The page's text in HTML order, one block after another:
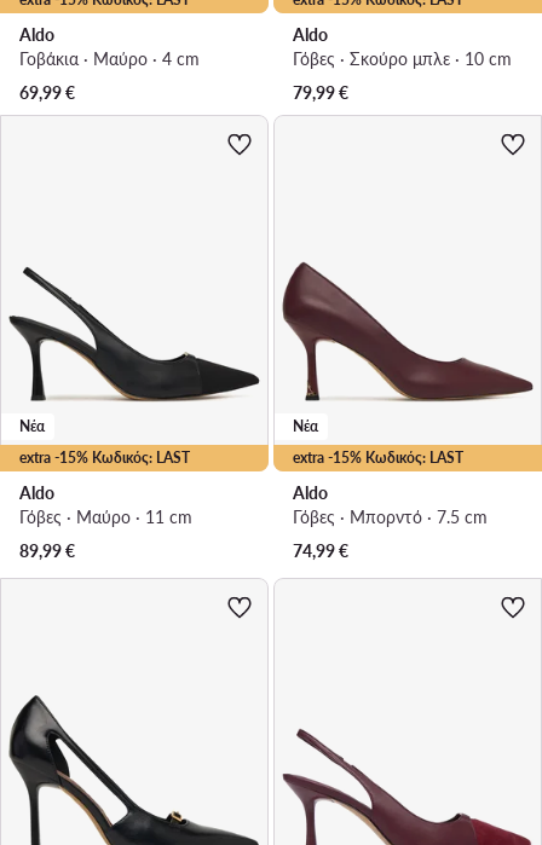
Aldo
Γοβάκια · Μαύρο · 4 cm
69,99€
Aldo
Γόβες · Σκούρο μπλε · 10 cm
79,99€
extra -15% Κωδικός: LAST
Νέα
Aldo
Γόβες · Μαύρο · 11 cm
89,99€
extra -15% Κωδικός: LAST
Νέα
Aldo
Γόβες · Μπορντό · 7.5 cm
74,99€